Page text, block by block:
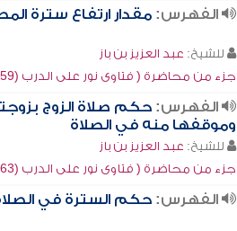
الفهرس: مقدار ارتفاع سترة
للشيخ: عبد العزيز بن باز
جزء من محاضرة ( فتاوى نور على الدرب (359))
الفهرس: حكم صلاة الزوج
وموقفها منه في الصلاة
للشيخ: عبد العزيز بن باز
جزء من محاضرة ( فتاوى نور على الدرب (363))
الفهرس: حكم السترة في